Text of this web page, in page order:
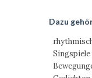
Dazu
Singspiele